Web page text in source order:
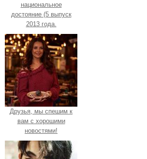
национальное
достояние (5 выпуск
2013 года.
Друзья, мы спешим к
вам с хорошими
новостями!